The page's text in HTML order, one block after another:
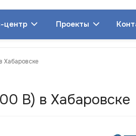
центр Проекты
Хабаровске
В) в Хабаровске